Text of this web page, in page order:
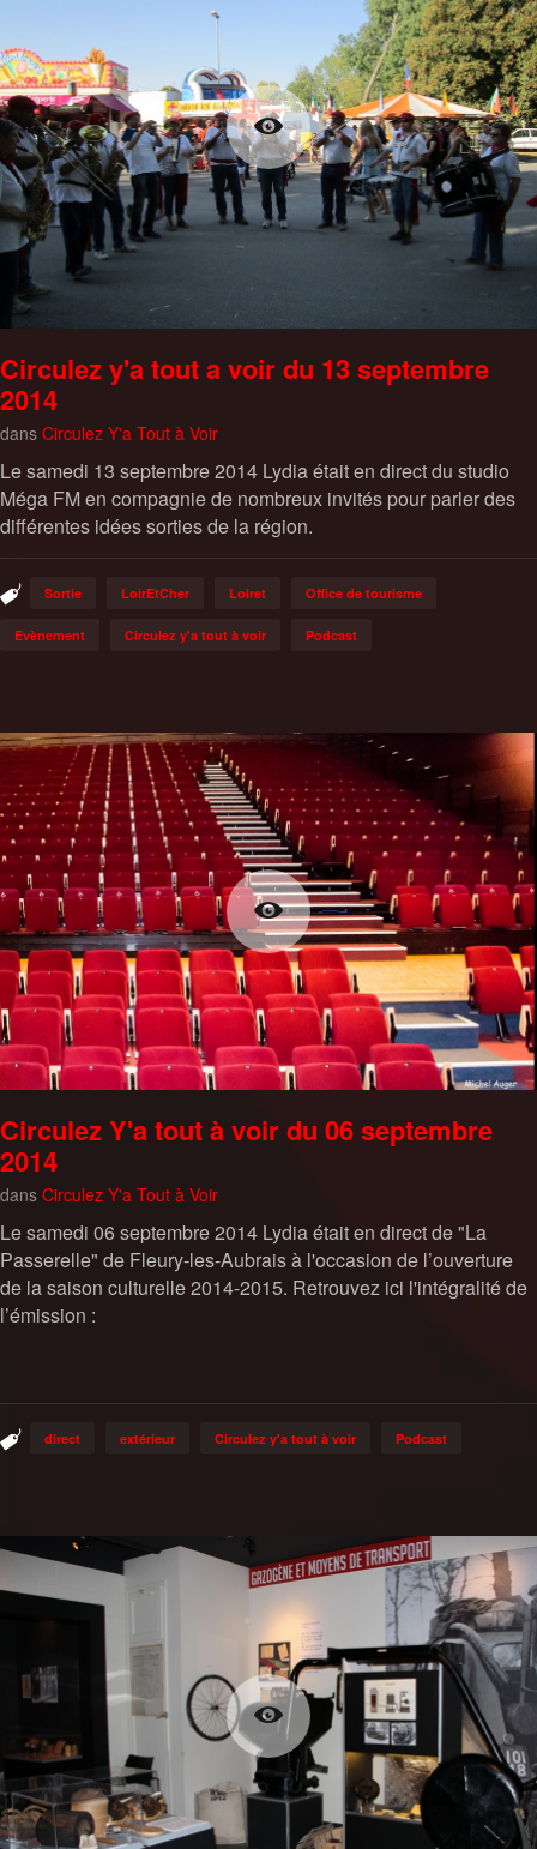
Circulez y'a tout a voir du 13 septembre
2014
dans Circulez Y'a Tout à Voir
Le samedi 13 septembre 2014 Lydia était en direct du studio
Méga FM en compagnie de nombreux invités pour parler des
différentes idées sorties de la région.
Sortie LoirEtCher Loiret Office de tourisme
Evènement Circulez y'a tout à voir Podcast
Circulez Y'a tout à voir du 06 septembre
2014
dans Circulez Y'a Tout à Voir
Le samedi 06 septembre 2014 Lydia était en direct de "La
Passerelle" de Fleury-les-Aubrais à l'occasion de l’ouverture
de la saison culturelle 2014-2015. Retrouvez ici l'intégralité de
l’émission :
direct extérieur Circulez y'a tout à voir Podcast